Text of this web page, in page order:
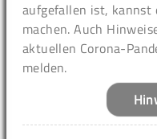
aufgefallen ist, kannst
machen. Auch
aktuellen Corona-
melden.